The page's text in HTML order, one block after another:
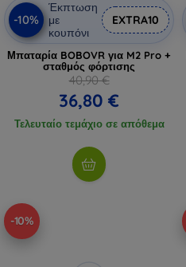
-10%
Έκπτωση
με
κουπόνι
EXTRA10
Μπαταρία BOBOVR για M2 Pro +
σταθμός φόρτισης
40,90 €
36,80 €
Τελευταίο τεμάχιο σε απόθεμα
-10%